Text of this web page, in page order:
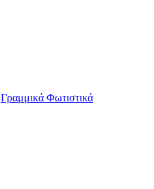
Γραμμικά Φωτιστικά